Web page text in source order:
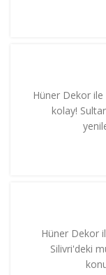
Hüner Dekor ile
kolay!
Hüner Dekor
Silivri'deki